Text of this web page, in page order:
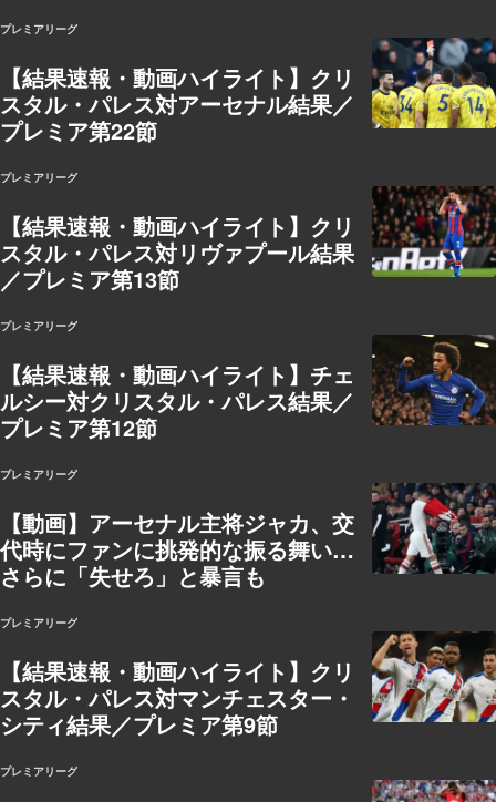
プレミアリーグ
【結果速報・動画ハイライト】クリ
スタル・パレス対アーセナル結果／
プレミア第22節
プレミアリーグ
【結果速報・動画ハイライト】クリ
スタル・パレス対リヴァプール結果
／プレミア第13節
プレミアリーグ
【結果速報・動画ハイライト】チェ
ルシー対クリスタル・パレス結果／
プレミア第12節
プレミアリーグ
【動画】アーセナル主将ジャカ、交
代時にファンに挑発的な振る舞い…
さらに「失せろ」と暴言も
プレミアリーグ
【結果速報・動画ハイライト】クリ
スタル・パレス対マンチェスター・
シティ結果／プレミア第9節
プレミアリーグ